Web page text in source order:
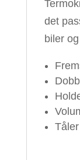
det
biler